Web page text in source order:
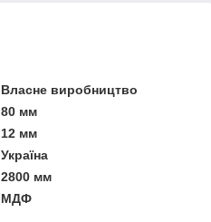
Власне виробництво
80 мм
12 мм
Україна
2800 мм
МДФ